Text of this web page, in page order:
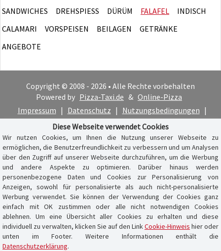
SANDWICHES
DREHSPIESS DÜRÜM FALAFEL
INDISCH
CALAMARI
VORSPEISEN BEILAGEN
GETRÄNKE
ANGEBOTE
Copyright © 2008 - 2026 • Alle Rechte vorbehalten
Powered by Pizza-Taxi.de & Online-Pizza
Impressum | Datenschutz | Nutzungsbedingungen |
Cookie-Hinweis
Diese Webseite verwendet Cookies
Wir nutzen Cookies, um Ihnen die Nutzung unserer Webseite zu
ermöglichen, die Benutzerfreundlichkeit zu verbessern und um Analysen
über den Zugriff auf unserer Webseite durchzuführen, um die Werbung
und andere Aspekte zu optimieren. Darüber hinaus werden
personenbezogene Daten und Cookies zur Personalisierung von
Anzeigen, sowohl für personalisierte als auch nicht-personalisierte
Werbung verwendet. Sie können der Verwendung der Cookies ganz
einfach mit OK zustimmen oder alle nicht notwendigen Cookies
ablehnen. Um eine Übersicht aller Cookies zu erhalten und diese
individuell zu verwalten, klicken Sie auf den LinkCookie-Hinweis hier oder
unten im Footer. Weitere Informationen enthält die
Datenschutzerklärung.